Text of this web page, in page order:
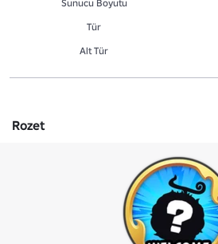
Sunucu Boyutu
Tür
Alt Tür
Rozet